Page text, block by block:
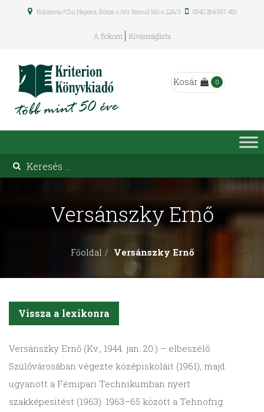
Kolozsvár/Cluj Napoca, Rózsa u./str. Samuil Micu 12A/3 0040 264 597 450
A fiókom Kívánságlista
Kosár 0
Versánszky Ernő
Főoldal Versánszky Ernő
Vissza a lexikonra
Versánszky Ernő (Kv., 1944. jan. 20.) – elbeszélő.
Szülővárosában végezte középiskoláit (1961), majd
ugyanott a Fémipari Technikumban nyert
szakképesítést (1963). 1963–65 között a Tehnofrig